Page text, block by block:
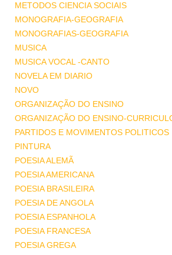
METODOS CIENCIA SOCIAIS
MONOGRAFIA-GEOGRAFIA
MONOGRAFIAS-GEOGRAFIA
MUSICA
MUSICA VOCAL -CANTO
NOVELA EM DIARIO
NOVO
ORGANIZAÇÃO DO ENSINO
ORGANIZAÇÃO DO ENSINO-
PARTIDOS E MOVIMENTOS POLITICOS
PINTURA
POESIA ALEMÃ
POESIA AMERICANA
POESIA BRASILEIRA
POESIA DE ANGOLA
POESIA ESPANHOLA
POESIA FRANCESA
POESIA GREGA